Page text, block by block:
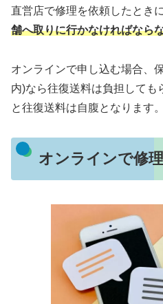
直営店で修理を依頼したときに
舗へ取りに行かなければなら
オンラインで申し込む場合、
内)なら往復送料は負担しても
と往復送料は自腹となります。
オンラインで修